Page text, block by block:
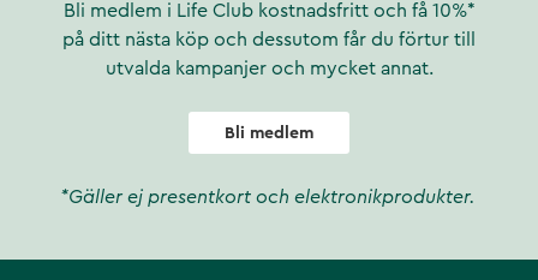
Bli medlem i Life Club kostnadsfritt och få 10%*
på ditt nästa köp och dessutom får du förtur till
utvalda kampanjer och mycket annat.
Bli medlem
*Gäller ej presentkort och elektronikprodukter.